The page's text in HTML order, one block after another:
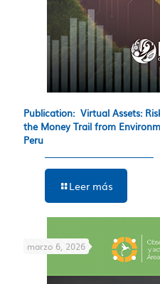
Publication: Virtual Assets:
the Money Trail from
Peru
Leer más
marzo 6, 2026